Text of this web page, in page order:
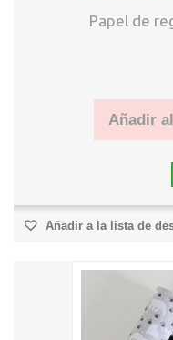
Papel de
Añadir
Añadir a la lista de